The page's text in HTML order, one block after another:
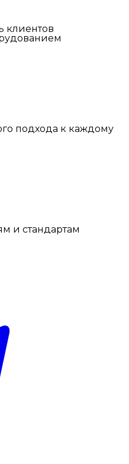
клиентов
подхода к каждому
и стандартам